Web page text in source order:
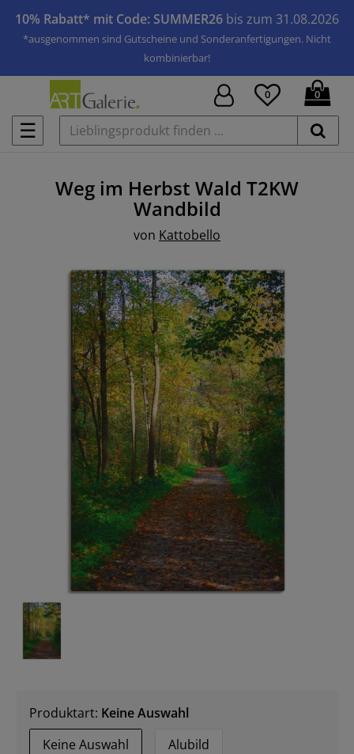
10% Rabatt* mit Code: SUMMER26 bis zum 31.08.2026
*ausgenommen sind Gutscheine und Sonderanfertigungen. Nicht
kombinierbar!
☰
0 0
Weg im Herbst Wald T2KW
Wandbild
von Kattobello
Produktart: Keine Auswahl
Keine Auswahl
Alubild